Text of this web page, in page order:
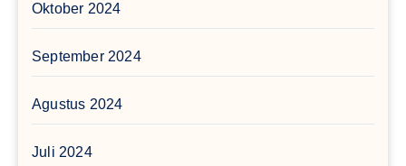
Oktober 2024
September 2024
Agustus 2024
Juli 2024